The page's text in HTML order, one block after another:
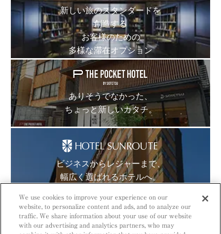
新しい旅のスタンダードを
創造する
お客様のための
多様な滞在オプション
ありそうでなかった、
ちょっと新しいカタチ。
ビジネスからレジャーまで、
幅広く選ばれるホテルへ。
We use cookies to improve your experience on our
website, to personalize content and ads, and to analyze our
traffic. We share information about your use of our website
with our advertising and analytics partners, who may